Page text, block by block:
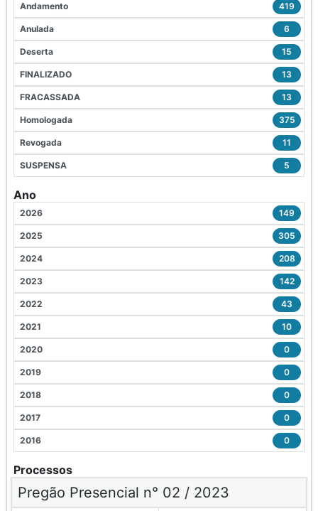
Andamento 419
Anulada 6
Deserta 15
FINALIZADO 13
FRACASSADA 13
Homologada 375
Revogada 11
SUSPENSA 5
Ano
2026 149
2025 305
2024 208
2023 142
2022 43
2021 10
2020 0
2019 0
2018 0
2017 0
2016 0
Processos
Pregão Presencial n° 02 / 2023